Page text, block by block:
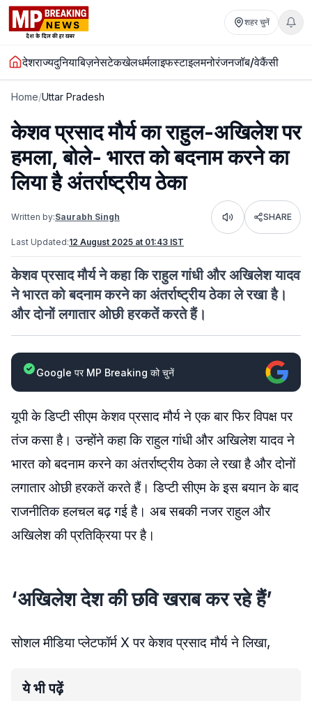
शहर चुनें
देशराज्यदुनियाबिज़नेसटेकखेलधर्मलाइफस्टाइलमनोरंजनजॉब/वेकैंसी
Home/Uttar Pradesh
केशव प्रसाद मौर्य का राहुल-अखिलेश पर
हमला, बोले- भारत को बदनाम करने का
लिया है अंतर्राष्ट्रीय ठेका
Written by:Saurabh Singh Listen SHARE
Last Updated:12 August 2025 at 01:43 IST
केशव प्रसाद मौर्य ने कहा कि राहुल गांधी और अखिलेश यादव
ने भारत को बदनाम करने का अंतर्राष्ट्रीय ठेका ले रखा है।
और दोनों लगातार ओछी हरकतें करते हैं।
Google पर MP Breaking को चुनें
यूपी के डिप्टी सीएम केशव प्रसाद मौर्य ने एक बार फिर विपक्ष पर
तंज कसा है। उन्होंने कहा कि राहुल गांधी और अखिलेश यादव ने
भारत को बदनाम करने का अंतर्राष्ट्रीय ठेका ले रखा है और दोनों
लगातार ओछी हरकतें करते हैं। डिप्टी सीएम के इस बयान के बाद
राजनीतिक हलचल बढ़ गई है। अब सबकी नजर राहुल और
अखिलेश की प्रतिक्रिया पर है।
‘अखिलेश देश की छवि खराब कर रहे हैं’
सोशल मीडिया प्लेटफॉर्म X पर केशव प्रसाद मौर्य ने लिखा,
ये भी पढ़ें